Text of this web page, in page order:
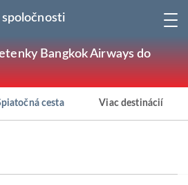
Bangkok Airways do
cesta Viac destinácií